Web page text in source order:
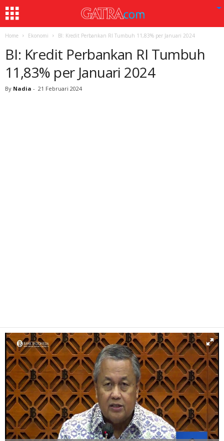
Home Ekonomi BI: Kredit Perbankan RI Tumbuh 11,83% per Januari 2024
BI: Kredit Perbankan RI Tumbuh
11,83% per Januari 2024
By Nadia - 21 Februari 2024